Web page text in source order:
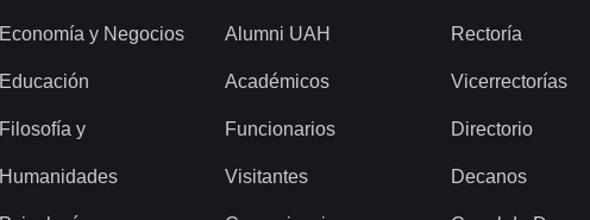
Economía y Negocios
Educación
Filosofía y
Humanidades
Alumni UAH
Académicos
Funcionarios
Visitantes
Rectoría
Vicerrectorías
Directorio
Decanos